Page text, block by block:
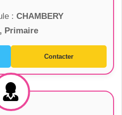
: CHAMBERY
Primaire
Contacter